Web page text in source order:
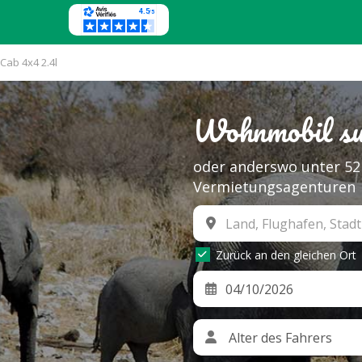
4x4 2.4l
Wohnmobil
oder anderswo unter
Vermietungsagenturen
Zurück an den gleichen Ort